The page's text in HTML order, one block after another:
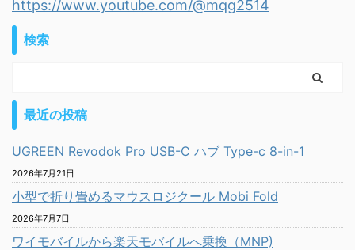
https://www.youtube.com/@mqg2514
検索
最近の投稿
UGREEN Revodok Pro USB-C ハブ Type-c 8-in-1
2026年7月21日
小型で折り畳めるマウスロジクール Mobi Fold
2026年7月7日
ワイモバイルから楽天モバイルへ乗換（MNP)